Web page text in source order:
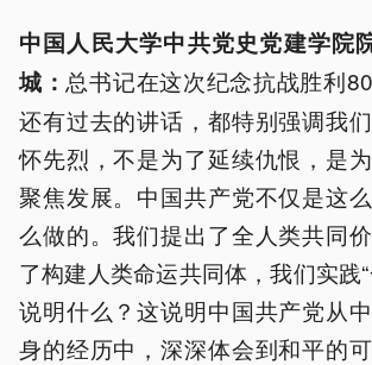
中国人民大学中共党史党建学院
城：总书记在这次纪念抗战胜利
还有过去的讲话，都特别强调我
怀先烈，不是为了延续仇恨，是
聚焦发展。中国共产党不仅是这
么做的。我们提出了全人类共同
了构建人类命运共同体，我们实践
说明什么？这说明中国共产党从
身的经历中，深深体会到和平的